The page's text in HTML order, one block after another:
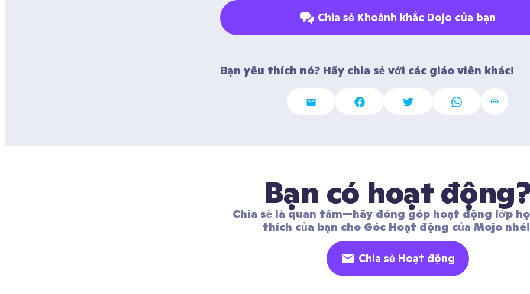
Chia sẻ Khoảnh khắc Dojo của bạn
Bạn yêu thích nó? Hãy chia sẻ với các giáo viên khác!
Bạn có hoạt
Chia sẻ là quan tâm—hãy đóng góp hoạt động lớp
thích của bạn cho Góc Hoạt động của Mojo nhé!
Chia sẻ Hoạt động